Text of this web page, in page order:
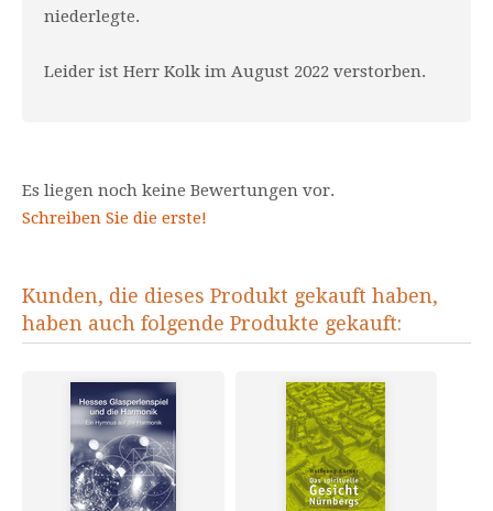
niederlegte.
Leider ist Herr Kolk im August 2022 verstorben.
Es liegen noch keine Bewertungen vor.
Schreiben Sie die erste!
Kunden, die dieses Produkt gekauft haben,
haben auch folgende Produkte gekauft: